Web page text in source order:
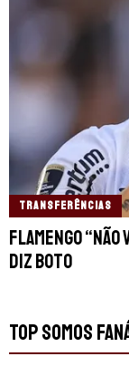
TRANSFERÊNCIAS
Flamengo
diz Boto
TOP SOMOS